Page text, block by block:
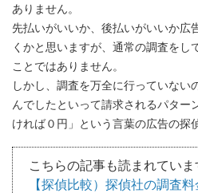
ありません。
先払いがいいか、後払いがいいか広
くかと思いますが、通常の調査をし
ことではありません。
しかし、調査を万全に行っていない
んでしたといって請求されるパター
ければ０円」という言葉の広告の探
こちらの記事も読まれていま
【探偵比較）探偵社の調査